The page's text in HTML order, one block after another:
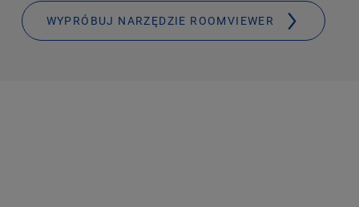
WYPRÓBUJ NARZĘDZIE ROOMVIEWER